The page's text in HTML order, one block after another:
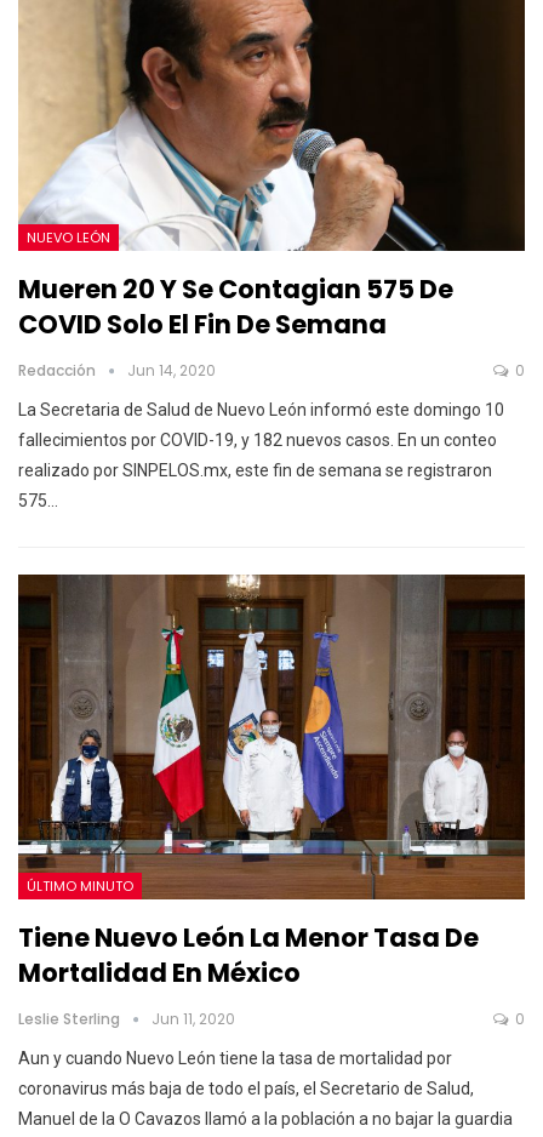
NUEVO LEÓN
Mueren 20 Y Se Contagian 575 De
COVID Solo El Fin De Semana
Redacción Jun 14, 2020 0
La Secretaria de Salud de Nuevo León informó este domingo 10
fallecimientos por COVID-19, y 182 nuevos casos. En un conteo
realizado por SINPELOS.mx, este fin de semana se registraron
575…
ÚLTIMO MINUTO
Tiene Nuevo León La Menor Tasa De
Mortalidad En México
Leslie Sterling Jun 11, 2020 0
Aun y cuando Nuevo León tiene la tasa de mortalidad por
coronavirus más baja de todo el país, el Secretario de Salud,
Manuel de la O Cavazos llamó a la población a no bajar la guardia